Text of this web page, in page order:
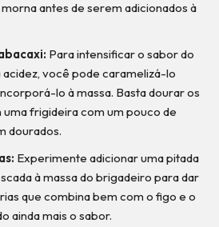
antes de serem adicionados à
Para intensificar o sabor do
acidez, você pode caramelizá-lo
lo à massa. Basta dourar os
uma frigideira com um pouco de
dourados.
Experimente adicionar uma pitada
à massa do brigadeiro para dar
que combina bem com o figo e o
ainda mais o sabor.